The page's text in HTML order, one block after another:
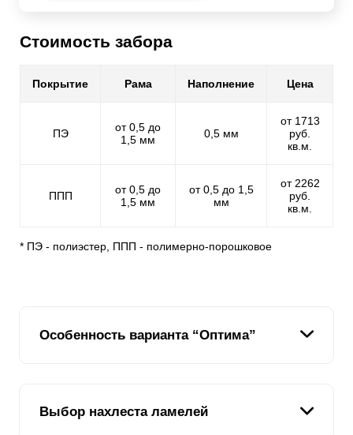
Стоимость забора
Покрытие Рама Наполнение Цена
ПЭ
от 0,5 до
1,5 мм
0,5 мм
от 1713
руб.
кв.м.
ППП
от 0,5 до
1,5 мм
от 0,5 до 1,5
мм
от 2262
руб.
кв.м.
* ПЭ - полиэстер, ППП - полимерно-порошковое
Особенность варианта “Оптима”
Ламель в заборе “Оптима” имеет форму английской
буквы “Z”. Это хорошо видно на рисунке. В нашей
Выбор нахлеста ламелей